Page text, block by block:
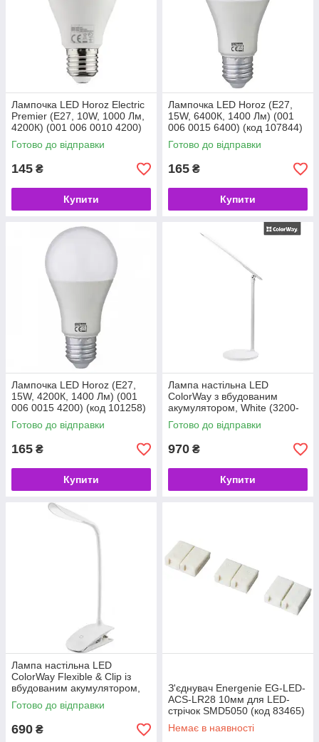
Лампочка LED Horoz Electric
Premier (E27, 10W, 1000 Лм,
4200К) (001 006 0010 4200)
(код 101256)
Готово до відправки
145 ₴
Купити
Лампочка LED Horoz (E27,
15W, 6400К, 1400 Лм) (001
006 0015 6400) (код 107844)
Готово до відправки
165 ₴
Купити
Лампочка LED Horoz (E27,
15W, 4200К, 1400 Лм) (001
006 0015 4200) (код 101258)
Готово до відправки
165 ₴
Купити
Лампа настільна LED
ColorWay з вбудованим
акумулятором, White (3200-
4300-6500k, Max 300 lm,
SMD2835 4W) (CW-DL02B-W)
Готово до відправки
970 ₴
Купити
Лампа настільна LED
ColorWay Flexible & Clip із
вбудованим акумулятором,
White (код 113400)
Готово до відправки
690 ₴
З'єднувач Energenie EG-LED-
ACS-LR28 10мм для LED-
стрічок SMD5050 (код 83465)
Немає в наявності